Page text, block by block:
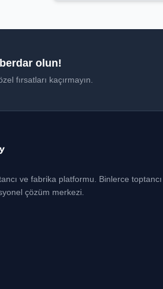
olun!
fırsatları kaçırmayın.
ve fabrika platformu. Binlerce toptancı
çözüm merkezi.